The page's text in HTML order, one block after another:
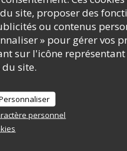
site, proposer des
ou contenus
» pour gérer vos
sur l'icône
du site.
personnel
:4/5 Qualité / Prix : 4 /5